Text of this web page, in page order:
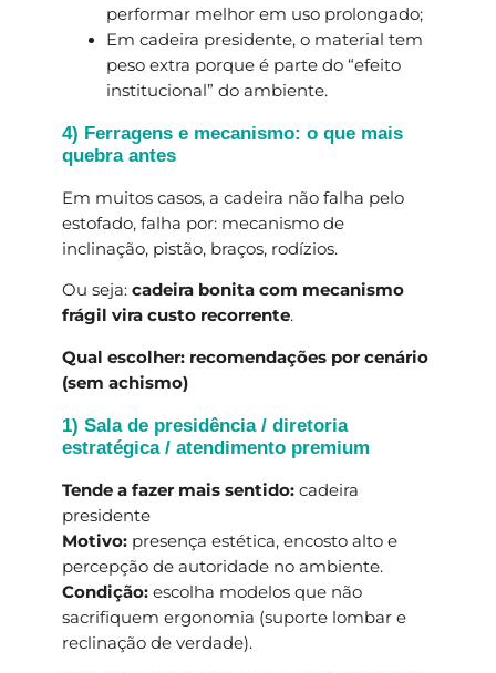
performar melhor em uso prolongado;
Em cadeira presidente, o material tem
peso extra porque é parte do “efeito
institucional” do ambiente.
4) Ferragens e mecanismo: o que mais
quebra antes
Em muitos casos, a cadeira não falha pelo
estofado, falha por: mecanismo de
inclinação, pistão, braços, rodízios.
Ou seja: cadeira bonita com mecanismo
frágil vira custo recorrente.
Qual escolher: recomendações por cenário
(sem achismo)
1) Sala de presidência / diretoria
estratégica / atendimento premium
Tende a fazer mais sentido: cadeira
presidente
Motivo: presença estética, encosto alto e
percepção de autoridade no ambiente.
Condição: escolha modelos que não
sacrifiquem ergonomia (suporte lombar e
reclinação de verdade).